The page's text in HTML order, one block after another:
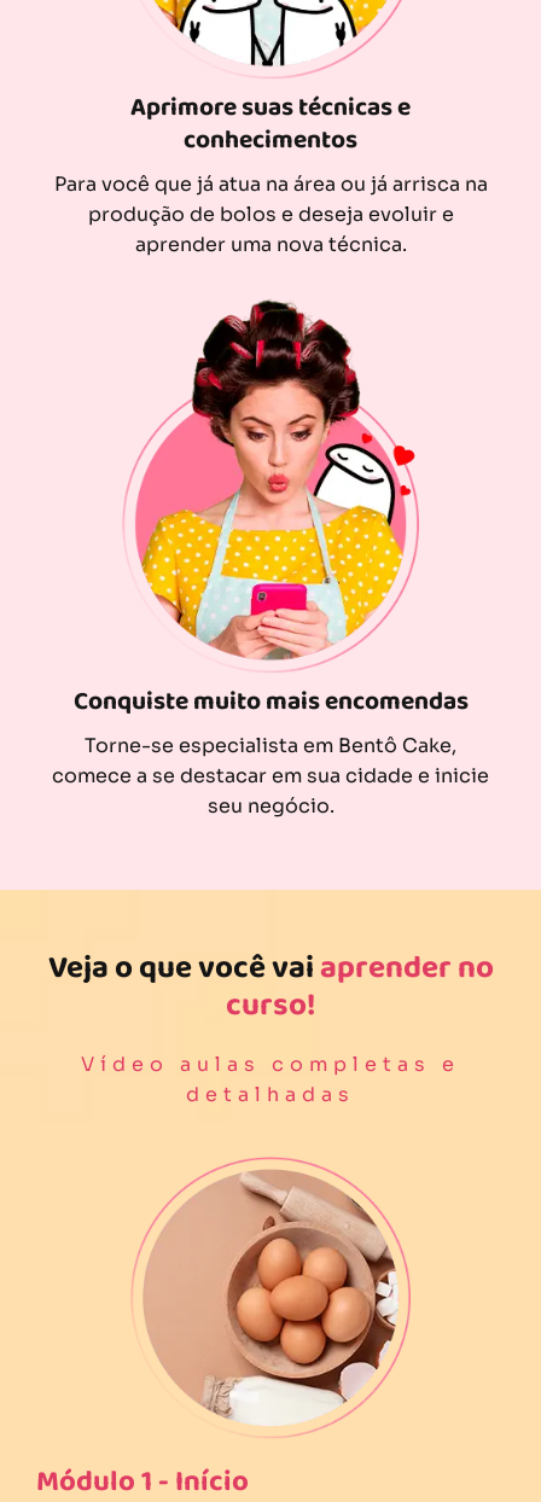
Aprimore suas técnicas e
conhecimentos
Para você que já atua na área ou já arrisca na
produção de bolos e deseja evoluir e
aprender uma nova técnica.
Conquiste muito mais encomendas
Torne-se especialista em Bentô Cake,
comece a se destacar em sua cidade e inicie
seu negócio.
Veja o que você vaiaprender no
curso!
Vídeo aulas completas e
detalhadas
Módulo 1 - Início